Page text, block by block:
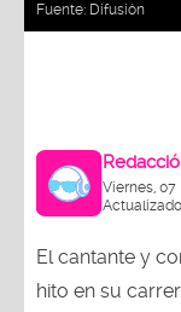
Fuente: Difusión
Viernes, 07
El cantante y
hito en su